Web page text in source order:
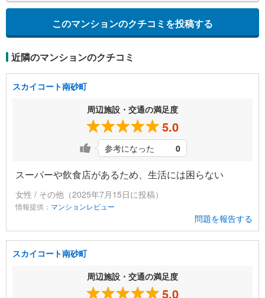
このマンションのクチコミを投稿する
近隣のマンションのクチコミ
スカイコート南砂町
周辺施設・交通の満足度
5.0
参考になった 0
スーパーや飲食店があるため、生活には困らない
女性 / その他（2025年7月15日に投稿）
情報提供： マンションレビュー
問題を報告する
スカイコート南砂町
周辺施設・交通の満足度
5.0